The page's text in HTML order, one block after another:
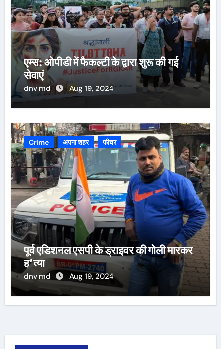
एम्स: ओपीडी में फैकल्टी के द्वारा शुरू की गई
सेवाएं
dnv md Aug 19, 2024
Crime अपना शहर फीचर
पूर्व एडिशनल एसपी के ड्राइवर की गोली मारकर
ह’त्या
dnv md Aug 19, 2024